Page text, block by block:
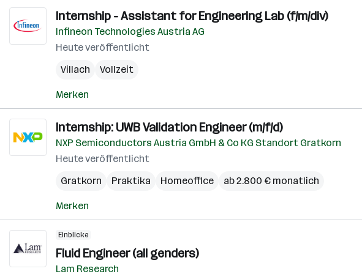
Internship - Assistant for Engineering Lab (f/m/div)
Infineon Technologies Austria AG
Heute veröffentlicht
Villach
Vollzeit
Merken
Internship: UWB Validation Engineer (m/f/d)
NXP Semiconductors Austria GmbH & Co KG Standort Gratkorn
Heute veröffentlicht
Gratkorn
Praktika Homeoffice ab 2.800 € monatlich
Merken
Einblicke
Fluid Engineer (all genders)
Lam Research